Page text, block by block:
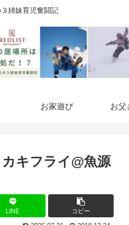
姉妹育児奮闘記
お家遊び お父
キフライ@魚源
LINE コピー